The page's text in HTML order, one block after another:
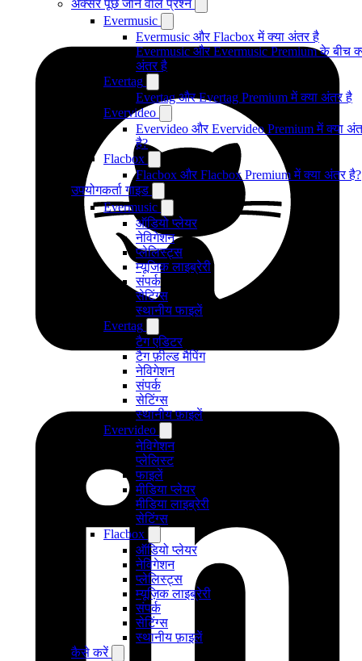
अक्सर पूछे जाने वाले प्रश्न
Evermusic
Evermusic और Flacbox में क्या अंतर है
Evermusic और Evermusic Premium के बीच
अंतर है
Evertag
Evertag और Evertag Premium में क्या अंतर है
Evervideo
Evervideo और Evervideo Premium में क्या
है?
Flacbox
Flacbox और Flacbox Premium में क्या अंतर है?
उपयोगकर्ता गाइड
Evermusic
ऑडियो प्लेयर
नेविगेशन
प्लेलिस्ट्स
म्यूजिक लाइब्रेरी
संपर्क
सेटिंग्स
स्थानीय फाइलें
Evertag
टैग एडिटर
टैग फ़ील्ड मैपिंग
नेविगेशन
संपर्क
सेटिंग्स
स्थानीय फ़ाइलें
Evervideo
नेविगेशन
प्लेलिस्ट
फाइलें
मीडिया प्लेयर
मीडिया लाइब्रेरी
सेटिंग्स
Flacbox
ऑडियो प्लेयर
नेविगेशन
प्लेलिस्ट्स
म्यूज़िक लाइब्रेरी
संपर्क
सेटिंग्स
स्थानीय फ़ाइलें
कैसे करें